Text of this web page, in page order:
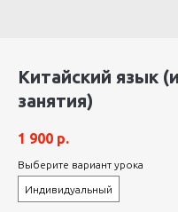
Китайский язык
занятия)
1 900 р.
Выберите вариант урока
Индивидуальный